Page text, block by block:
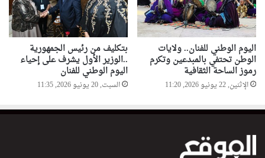
اليوم الوطني للفنان.. ولايات
الوطن تحتفي بالمبدعين وتكرم
رموز الساحة الثقافية
الإثنين, 22 يونيو 2026, 11:20
بتكليف من رئيس الجمهورية
..الوزير الأول يشرف على إحياء
اليوم الوطني للفنان
السبت, 20 يونيو 2026, 11:35